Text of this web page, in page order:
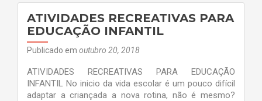
ATIVIDADES RECREATIVAS PARA
EDUCAÇÃO INFANTIL
Publicado em outubro 20, 2018
ATIVIDADES RECREATIVAS PARA EDUCAÇÃO
INFANTIL No inicio da vida escolar é um pouco difícil
adaptar a criançada a nova rotina, não é mesmo?